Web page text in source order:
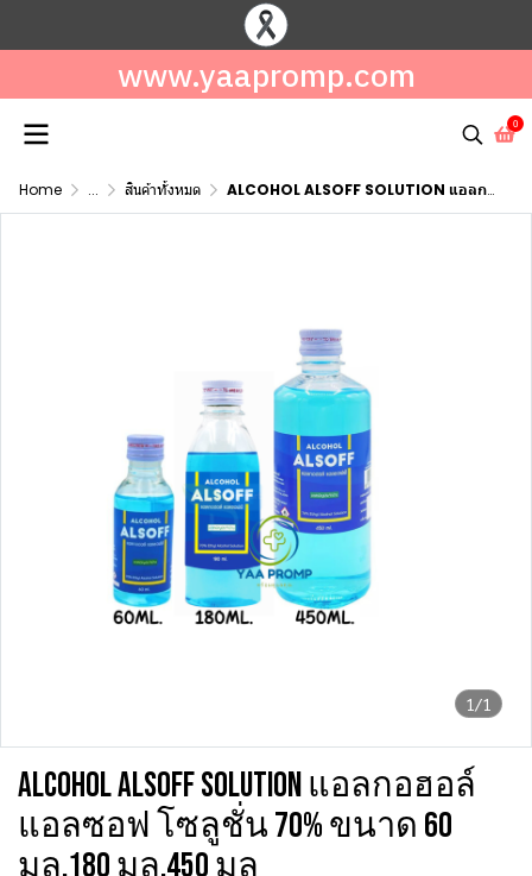
www.yaapromp.com
0
Home ... สินค้าทั้งหมด ALCOHOL ALSOFF SOLUTION แอลกอฮอล์ แอลซอฟ โซลูชั่น 70% ขนาด 60 มล,180 มล,450 มล
1/1
ALCOHOL ALSOFF SOLUTION แอลกอฮอล์
แอลซอฟ โซลูชั่น 70% ขนาด 60
มล,180 มล,450 มล